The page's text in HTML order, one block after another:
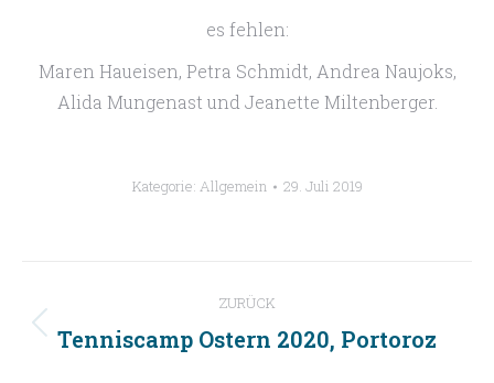
es fehlen:
Maren Haueisen, Petra Schmidt, Andrea Naujoks,
Alida Mungenast und Jeanette Miltenberger.
Kategorie: Allgemein 29. Juli 2019
Kommentarnavigation
ZURÜCK
Vorheriger
Tenniscamp Ostern 2020, Portoroz